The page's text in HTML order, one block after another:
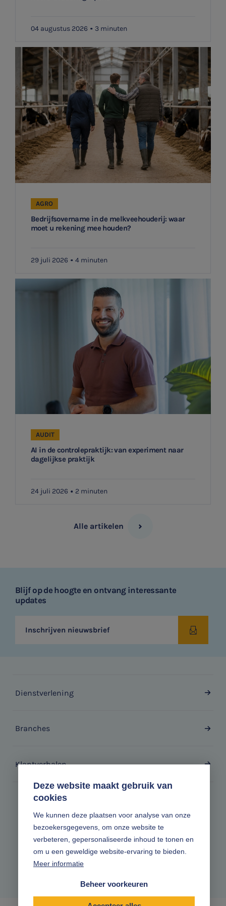
Deze website maakt gebruik van
cookies
We kunnen deze plaatsen voor analyse van onze
bezoekersgegevens, om onze website te
verbeteren, gepersonaliseerde inhoud te tonen en
om u een geweldige website-ervaring te bieden.
Meer informatie
Beheer voorkeuren
04 augustus 2026 3 minuten
Bedrijfsovername in de melkveehouderij: waar
moet u rekening mee houden?
AGRO
29 juli 2026 4 minuten
AI in de controlepraktijk: van experiment naar
dagelijkse praktijk
AUDIT
24 juli 2026 2 minuten
Alle artikelen
Blijf op de hoogte en ontvang interessante
updates
Inschrijven nieuwsbrief
Dienstverlening
Branches
Klantverhalen
Volg ons online